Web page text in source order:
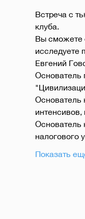
Встреча с
клуба.
Вы сможете
исследуете
Евгений
Основатель
Основатель
Основатель
налогового
Показать